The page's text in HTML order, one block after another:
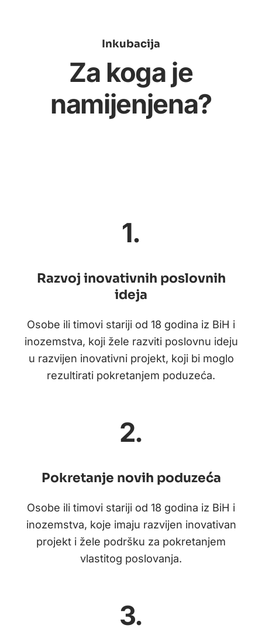
Inkubacija
Za koga je
namijenjena?
1.
Razvoj inovativnih poslovnih
ideja
Osobe ili timovi stariji od 18 godina iz BiH i
inozemstva, koji žele razviti poslovnu ideju
u razvijen inovativni projekt, koji bi moglo
rezultirati pokretanjem poduzeća.
2.
Pokretanje novih poduzeća
Osobe ili timovi stariji od 18 godina iz BiH i
inozemstva, koje imaju razvijen inovativan
projekt i žele podršku za pokretanjem
vlastitog poslovanja.
3.